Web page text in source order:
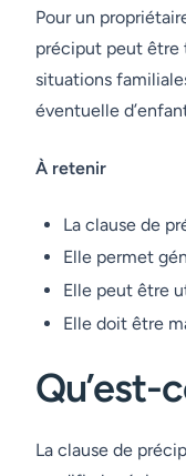
Pour un
préciput peut être
situations
éventuelle
À retenir
La clause de
Elle permet
Elle peut être
Elle doit être
Qu’est-
La clause de